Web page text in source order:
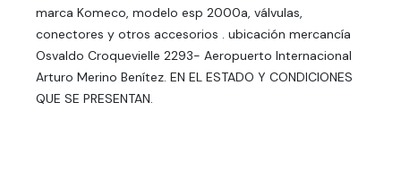
marca Komeco, modelo esp 2000a, válvulas,
conectores y otros accesorios . ubicación mercancía
Osvaldo Croquevielle 2293- Aeropuerto Internacional
Arturo Merino Benítez. EN EL ESTADO Y CONDICIONES
QUE SE PRESENTAN.